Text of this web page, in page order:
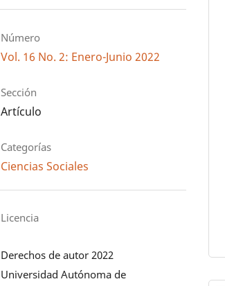
Número
Vol. 16 No. 2: Enero-Junio 2022
Sección
Artículo
Categorías
Ciencias Sociales
Licencia
Derechos de autor 2022
Universidad Autónoma de